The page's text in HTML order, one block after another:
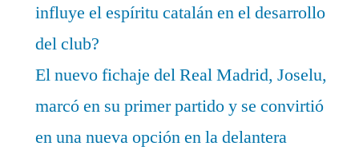
influye el espíritu catalán en el desarrollo
del club?
El nuevo fichaje del Real Madrid, Joselu,
marcó en su primer partido y se convirtió
en una nueva opción en la delantera